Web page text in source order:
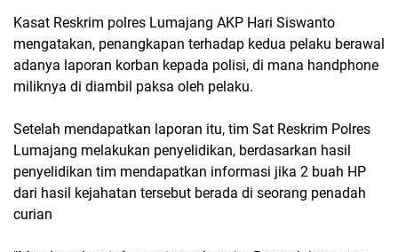
Kasat Reskrim polres Lumajang AKP Hari Siswanto
mengatakan, penangkapan terhadap kedua pelaku berawal
adanya laporan korban kepada polisi, di mana handphone
miliknya di diambil paksa oleh pelaku.
Setelah mendapatkan laporan itu, tim Sat Reskrim Polres
Lumajang melakukan penyelidikan, berdasarkan hasil
penyelidikan tim mendapatkan informasi jika 2 buah HP
dari hasil kejahatan tersebut berada di seorang penadah
curian